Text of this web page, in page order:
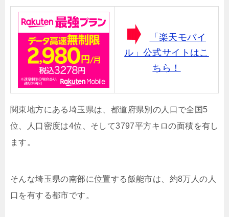
「楽天モバイ
ル」公式サイトはこ
ちら！
関東地方にある埼玉県は、 都道府県別の人口で全国5
位、人口密度は4位、そして3797平方キロの面積を有し
ます。
そんな埼玉県の南部に位置する飯能市は、約8万人の人
口を有する都市です。